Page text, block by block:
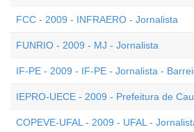
FCC - 2009 - INFRAERO - Jornalista
FUNRIO - 2009 - MJ - Jornalista
IF-PE - 2009 - IF-PE - Jornalista -
IEPRO-UECE - 2009 - Prefeitura de
COPEVE-UFAL - 2009 - UFAL -